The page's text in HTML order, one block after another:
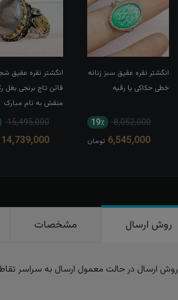
انگشتر نقره عقیق سبز زنانه
خطی حکاکی یا رقیه
8,052,000 19٪
6,545,000 تومان
انگشتر نقره عقیق
قائن تاج برنجی بغل
منقش به نام مبارک
امیرالمومنین
15,495,000
14,739,000
روش ارسال مشخصات
روش ارسال در حالت معمول ارسال به سراسر